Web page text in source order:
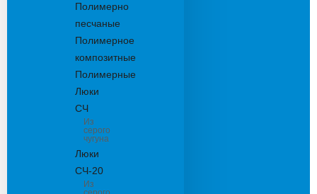
Полимерно
песчаные
Полимерное
композитные
Полимерные
Люки
СЧ
Из
серого
чугуна
Люки
СЧ-20
Из